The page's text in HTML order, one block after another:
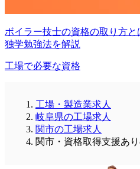
ボイラー技士の資格の取り方と
独学勉強法を解説
工場で必要な資格
工場・製造業求人
岐阜県の工場求人
関市の工場求人
関市・資格取得支援あ